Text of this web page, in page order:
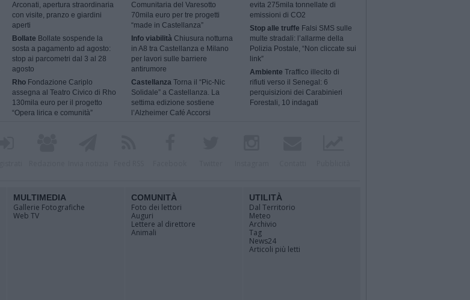
Arconati, apertura straordinaria
con visite, pranzo e giardini
aperti
Bollate Bollate sospende la
sosta a pagamento ad agosto:
stop ai parcometri dal 3 al 28
agosto
Rho Fondazione Cariplo
assegna al Teatro Civico di Rho
130mila euro per il progetto
“Opera lirica e comunità”
Comunitaria del Varesotto
70mila euro per tre progetti
“made in Castellanza”
Info viabilitàChiusura notturna
in A8 tra Castellanza e Milano
per lavori sulle barriere
antirumore
CastellanzaTorna il “Pic-Nic
Solidale” a Castellanza. La
settima edizione sostiene
l’Alzheimer Café Accorsi
evita 275mila tonnellate di
emissioni di CO2
Stop alle truffe Falsi SMS sulle
multe stradali: l’allarme della
Polizia Postale, “Non cliccate sui
link”
Ambiente Traffico illecito di
rifiuti verso il Senegal: 6
perquisizioni dei Carabinieri
Forestali, 10 indagati
MULTIMEDIA
Gallerie Fotografiche
Web TV
COMUNITÀ
Foto dei lettori
Auguri
Lettere al direttore
Animali
UTILITÀ
Dal Territorio
Meteo
Archivio
Tag
News24
Articoli più letti